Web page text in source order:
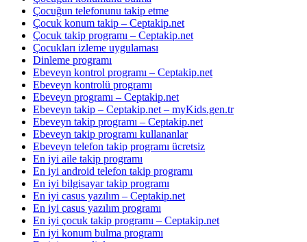
Çocuğun telefonunu takip etme
Çocuk konum takip – Ceptakip.net
Çocuk takip programı – Ceptakip.net
Çocukları izleme uygulaması
Dinleme programı
Ebeveyn kontrol programı – Ceptakip.net
Ebeveyn kontrolü programı
Ebeveyn programı – Ceptakip.net
Ebeveyn takip – Ceptakip.net – myKids.gen.tr
Ebeveyn takip programı – Ceptakip.net
Ebeveyn takip programı kullananlar
Ebeveyn telefon takip programı ücretsiz
En iyi aile takip programı
En iyi android telefon takip programı
En iyi bilgisayar takip programı
En iyi casus yazılım – Ceptakip.net
En iyi casus yazılım programı
En iyi çocuk takip programı – Ceptakip.net
En iyi konum bulma programı